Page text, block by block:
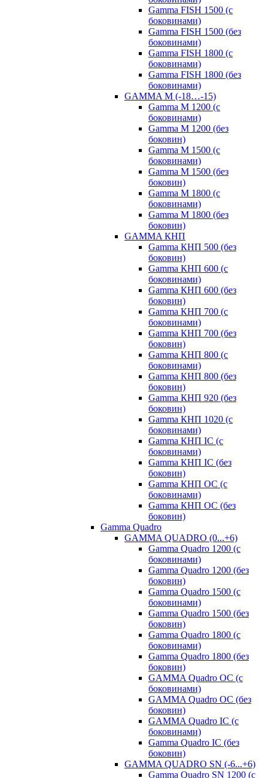
Gamma FISH 1500 (с
боковинами)
Gamma FISH 1500 (без
боковинами)
Gamma FISH 1800 (с
боковинами)
Gamma FISH 1800 (без
боковинами)
GAMMA M (-18…-15)
Gamma M 1200 (с
боковинами)
Gamma M 1200 (без
боковин)
Gamma M 1500 (с
боковинами)
Gamma M 1500 (без
боковин)
Gamma M 1800 (с
боковинами)
Gamma M 1800 (без
боковин)
GAMMA КНП
Gamma КНП 500 (без
боковин)
Gamma КНП 600 (с
боковинами)
Gamma КНП 600 (без
боковин)
Gamma КНП 700 (с
боковинами)
Gamma КНП 700 (без
боковин)
Gamma КНП 800 (с
боковинами)
Gamma КНП 800 (без
боковин)
Gamma КНП 920 (без
боковин)
Gamma КНП 1020 (с
боковинами)
Gamma КНП IC (c
боковинами)
Gamma КНП IC (без
боковин)
Gamma КНП OC (c
боковинами)
Gamma КНП OC (без
боковин)
Gamma Quadro
GAMMA QUADRO (0...+6)
Gamma Quadro 1200 (с
боковинами)
Gamma Quadro 1200 (без
боковин)
Gamma Quadro 1500 (с
боковинами)
Gamma Quadro 1500 (без
боковин)
Gamma Quadro 1800 (с
боковинами)
Gamma Quadro 1800 (без
боковин)
GAMMA Quadro OC (с
боковинами)
GAMMA Quadro OC (без
боковин)
GAMMA Quadro IC (с
боковинами)
Gamma Quadro IC (без
боковин)
GAMMA QUADRO SN (-6...+6)
Gamma Quadro SN 1200 (с